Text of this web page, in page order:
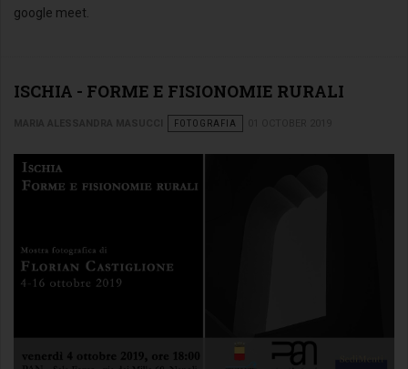
google meet.
ISCHIA - FORME E FISIONOMIE RURALI
FOTOGRAFIA